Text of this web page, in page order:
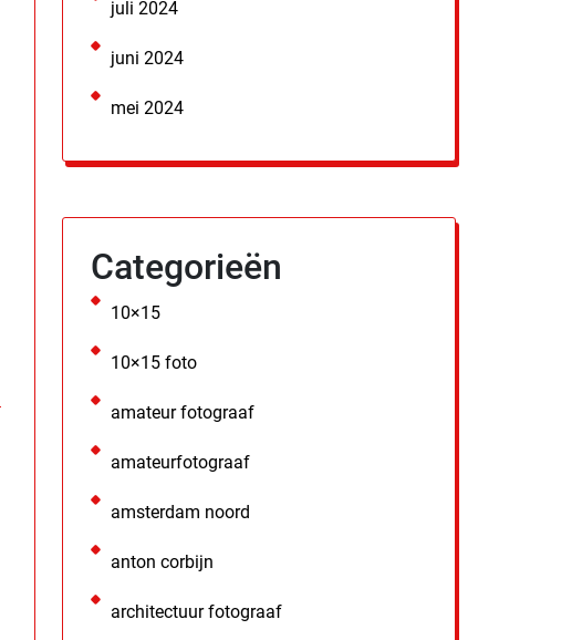
juli 2024
juni 2024
mei 2024
Categorieën
10×15
10×15 foto
amateur fotograaf
amateurfotograaf
amsterdam noord
anton corbijn
architectuur fotograaf